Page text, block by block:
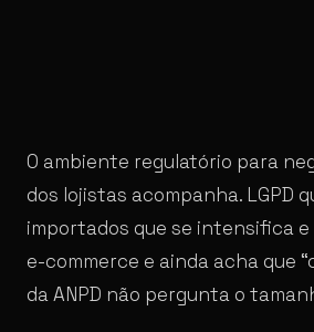
O ambiente regulatório para
dos lojistas acompanha. LGPD
importados que se intensifica
e-commerce e ainda acha que
da ANPD não pergunta o